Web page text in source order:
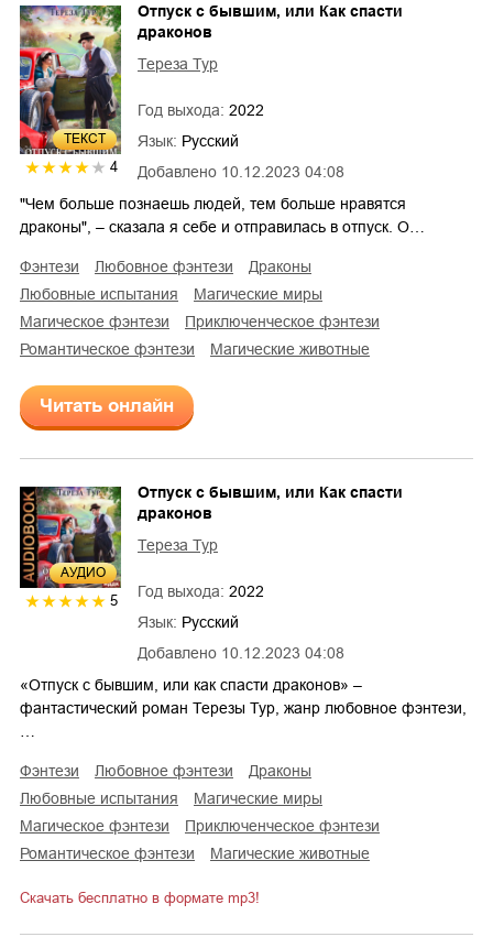
ТЕКСТ
4 Добавлено 10.12.2023 04:08
Отпуск с бывшим, или Как спасти
драконов
Тереза Тур
Год выхода: 2022
Язык: Русский
"Чем больше познаешь людей, тем больше нравятся
драконы", – сказала я себе и отправилась в отпуск. О…
фэнтези любовное фэнтези
драконы
любовные испытания
магические миры
магическое фэнтези
приключенческое фэнтези
романтическое фэнтези
магические животные
Читать онлайн
AУДИО
5
Добавлено 10.12.2023 04:08
Отпуск с бывшим, или Как спасти
драконов
Тереза Тур
Год выхода: 2022
Язык: Русский
«Отпуск с бывшим, или как спасти драконов» –
фантастический роман Терезы Тур, жанр любовное фэнтези,
фэнтези любовное фэнтези
драконы
любовные испытания
магические миры
магическое фэнтези
приключенческое фэнтези
романтическое фэнтези
магические животные
Скачать бесплатно в формате mp3!